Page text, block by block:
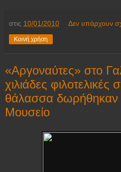
στις 10/01/2010 Δεν υπάρχουν
Κοινή χρήση
«Αργοναύτες» στο
χιλιάδες φιλοτελικές
θάλασσα δωρήθηκαν
Μουσείο